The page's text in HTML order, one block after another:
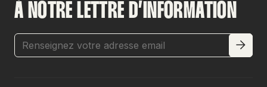
À NOTRE LETTRE D’INFORMATION